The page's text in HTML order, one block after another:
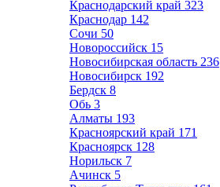
Краснодарский край 323
Краснодар 142
Сочи 50
Новороссийск 15
Новосибирская область 236
Новосибирск 192
Бердск 8
Обь 3
Алматы 193
Красноярский край 171
Красноярск 128
Норильск 7
Ачинск 5